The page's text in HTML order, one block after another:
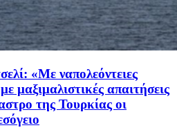
«Με ναπολεόντειες
μαξιμαλιστικές απαιτήσεις
της Τουρκίας οι